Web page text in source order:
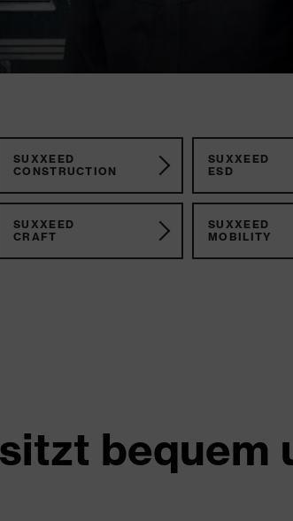
SUXXEED
CONSTRUCTION
SUXXEED
ESD
SUXXEED
CRAFT
SUXXEED
MOBILITY
bequem